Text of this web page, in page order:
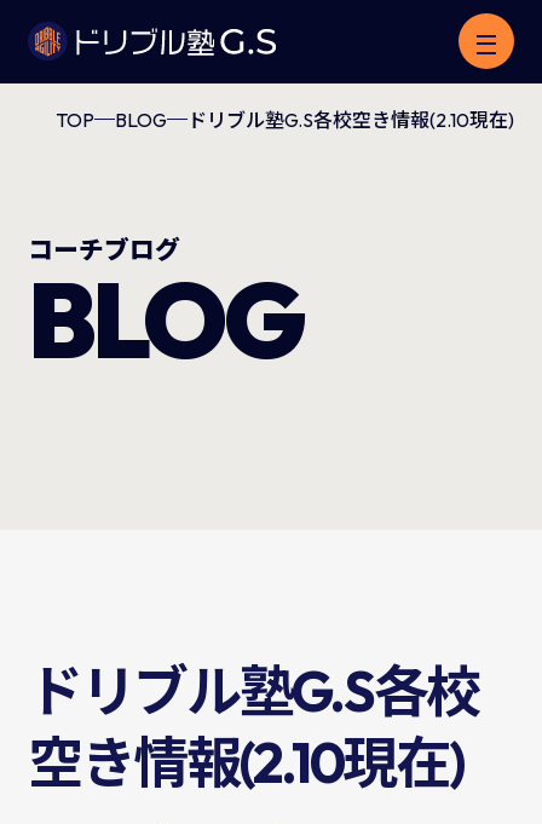
TOP BLOG ドリブル塾G.S各校空き情報(2.10現在)
コーチブログ
BLOG
ドリブル塾G.S各校
空き情報(2.10現在)